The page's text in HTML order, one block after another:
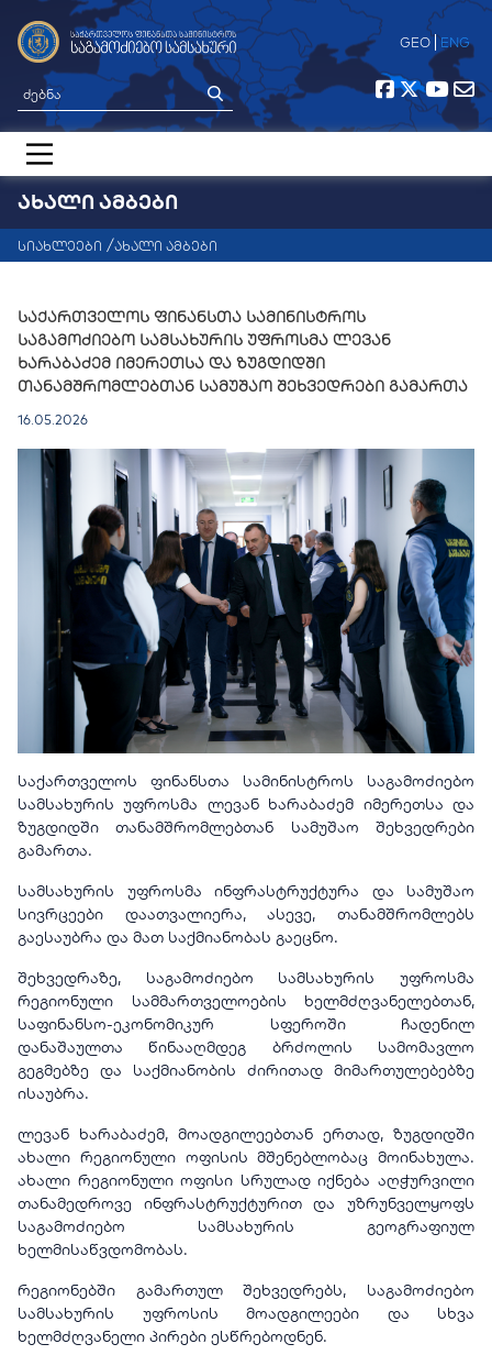
GEO ENG
მთავარი
ჩვენ შესახებ
საერთაშორისო თანამშრომლობა
საჯარო ინფორმაცია
ᲐᲮᲐᲚᲘ ᲐᲛᲑᲔᲑᲘ
სიახლეები ახალი ამბები
საქართველოს ფინანსთა სამინისტროს
საგამოძიებო სამსახურის უფროსმა ლევან
ხარაბაძემ იმერეთსა და ზუგდიდში
თანამშრომლებთან სამუშაო შეხვედრები გამართა
16.05.2026
საქართველოს ფინანსთა სამინისტროს საგამოძიებო
სამსახურის უფროსმა ლევან ხარაბაძემ იმერეთსა და
ზუგდიდში თანამშრომლებთან სამუშაო შეხვედრები
გამართა.
სამსახურის უფროსმა ინფრასტრუქტურა და სამუშაო
სივრცეები დაათვალიერა, ასევე, თანამშრომლებს
გაესაუბრა და მათ საქმიანობას გაეცნო.
შეხვედრაზე, საგამოძიებო სამსახურის უფროსმა
რეგიონული სამმართველოების ხელმძღვანელებთან,
საფინანსო-ეკონომიკურ სფეროში ჩადენილ
დანაშაულთა წინააღმდეგ ბრძოლის სამომავლო
გეგმებზე და საქმიანობის ძირითად მიმართულებებზე
ისაუბრა.
ლევან ხარაბაძემ, მოადგილეებთან ერთად, ზუგდიდში
ახალი რეგიონული ოფისის მშენებლობაც მოინახულა.
ახალი რეგიონული ოფისი სრულად იქნება აღჭურვილი
თანამედროვე ინფრასტრუქტურით და უზრუნველყოფს
საგამოძიებო სამსახურის გეოგრაფიულ
ხელმისაწვდომობას.
რეგიონებში გამართულ შეხვედრებს, საგამოძიებო
სამსახურის უფროსის მოადგილეები და სხვა
ხელმძღვანელი პირები ესწრებოდნენ.